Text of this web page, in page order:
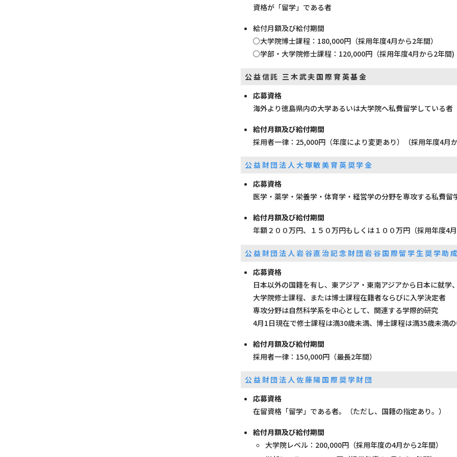
資格が「留学」である者
給付月額及び給付期間
○大学院博士課程：180,000円（採用年度4月から2年間）
○学部・大学院修士課程：120,000円（採用年度4月から2年間)
公益信託 三木武夫国際育英基金
応募資格
海外より徳島県内の大学あるいは大学院へ私費留学している者
給付月額及び給付期間
採用者一律：25,000円（年度により変更あり）（採用年度4月
公益財団法人大塚敏美育英奨学金
応募資格
医学・薬学・栄養学・体育学・経営学の分野を専攻する私費留
給付月額及び給付期間
年額２００万円、１５０万円もしくは１００万円（採用年度4
公益財団法人岩谷直治記念財団岩谷国際留学生奨学助成
応募資格
日本以外の国籍を有し、東アジア・東南アジアから日本に就
大学院修士課程、または博士課程在籍者ならびに入学決定者
専攻分野は自然科学系を中心として、関連する学際的研究
4月1日現在で修士課程は満30歳未満、博士課程は満35歳未満
給付月額及び給付期間
採用者一律：150,000円（最長2年間）
公益財団法人佐藤陽国際奨学財団
応募資格
在留資格「留学」である者。（ただし、国籍の指定あり。）
給付月額及び給付期間
大学院レベル：200,000円（採用年度の4月から2年間）